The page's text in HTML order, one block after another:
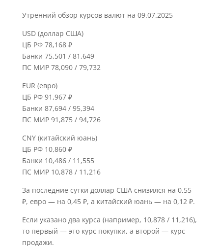
Утренний обзор курсов валют на 09.07.2025
USD (доллар США)
ЦБ РФ 78,168 ₽
Банки 75,501 / 81,649
ПС МИР 78,090 / 79,732
EUR (евро)
ЦБ РФ 91,967 ₽
Банки 87,694 / 95,394
ПС МИР 91,875 / 94,726
CNY (китайский юань)
ЦБ РФ 10,860 ₽
Банки 10,486 / 11,555
ПС МИР 10,878 / 11,216
За последние сутки доллар США снизился на 0,55
₽, евро — на 0,45 ₽, а китайский юань — на 0,12 ₽.
Если указано два курса (например, 10,878 / 11,216),
то первый — это курс покупки, а второй — курс
продажи.